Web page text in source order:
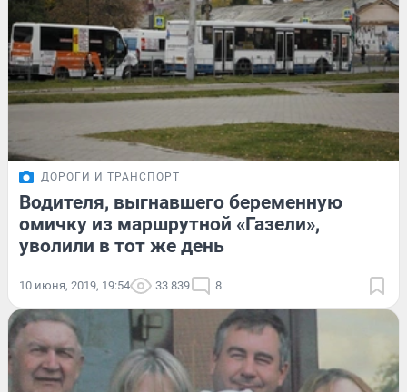
ДОРОГИ И ТРАНСПОРТ
Водителя, выгнавшего беременную
омичку из маршрутной «Газели»,
уволили в тот же день
10 июня, 2019, 19:54 33 839 8